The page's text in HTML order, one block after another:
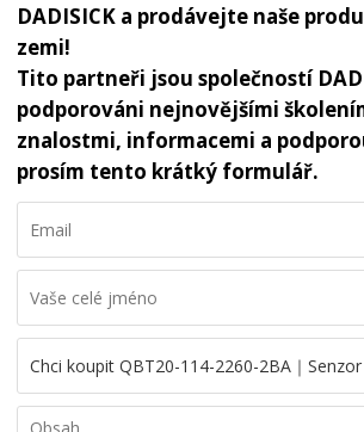
DADISICK a prodávejte naše
zemi!
Tito partneři jsou společností
podporováni nejnovějšími
znalostmi, informacemi a
prosím tento krátký formulář.